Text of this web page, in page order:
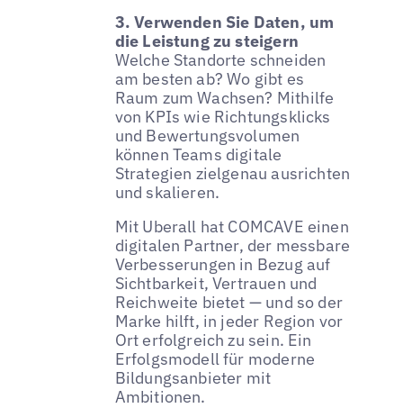
3. Verwenden Sie Daten, um
die Leistung zu steigern
Welche Standorte schneiden
am besten ab? Wo gibt es
Raum zum Wachsen? Mithilfe
von KPIs wie Richtungsklicks
und Bewertungsvolumen
können Teams digitale
Strategien zielgenau ausrichten
und skalieren.
Mit Uberall hat COMCAVE einen
digitalen Partner, der messbare
Verbesserungen in Bezug auf
Sichtbarkeit, Vertrauen und
Reichweite bietet — und so der
Marke hilft, in jeder Region vor
Ort erfolgreich zu sein. Ein
Erfolgsmodell für moderne
Bildungsanbieter mit
Ambitionen.